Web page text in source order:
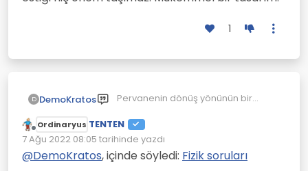
1
D DemoKratos
Pervanenin dönüş yönünün bir
tekerleklere aktarılıyor. Aracın
rüzgarı arkasına almasının nedeni
pervane ile ilgili değil, hava
sürtünmesini azaltmak için.
Bunun tekne versiyonu da var. Ünlü
deniz kaşifi Kusto'nun oğlu yaptırdı
böyle bir tekne. Teknede rüzgar
yönünden bağımsız çalışabilen
Tasarım çok beğenildi ve seri
üretimi planlandı ama yaygın üretim
Çevrimdışı
Ordinaryus TENTEN
7 Ağu 2022 08:05 tarihinde yazdı
Son düzenleyen:
@DemoKratos, içinde söyledi: Fizik soruları